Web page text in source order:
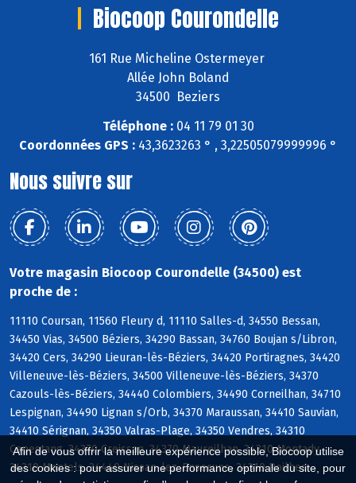
Afin de vous offrir la meilleure expérience possible, Biocoop utilise
des cookies : pour assurer une performance optimale du site, pour
Biocoop Courondelle
161 Rue Micheline Ostermeyer
Allée John Boland
34500 Beziers
Téléphone :04 11 79 01 30
Coordonnées GPS : 43,3623263 ° , 3,22505079999996 °
Nous suivre sur
Votre magasin Biocoop Courondelle (34500) est
proche de :
11110 Coursan, 11560 Fleury d, 11110 Salles-d, 34550 Bessan,
34450 Vias, 34500 Béziers, 34290 Bassan, 34760 Boujan s/Libron,
34420 Cers, 34290 Lieuran-lès-Béziers, 34420 Portiragnes, 34420
Villeneuve-lès-Béziers, 34500 Villeneuve-lès-Béziers, 34370
Cazouls-lès-Béziers, 34440 Colombiers, 34490 Corneilhan, 34710
Lespignan, 34490 Lignan s/Orb, 34370 Maraussan, 34410 Sauvian,
34410 Sérignan, 34350 Valras-Plage, 34350 Vendres, 34310
Capestang, 34370 Creissan, 34370 Maureilhan, 34310 Montady,
34310 Montels, 34440 Nissan-lez-Enserune, 34310 Poilhes